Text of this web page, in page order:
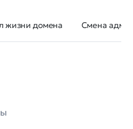
жизни домена Смена